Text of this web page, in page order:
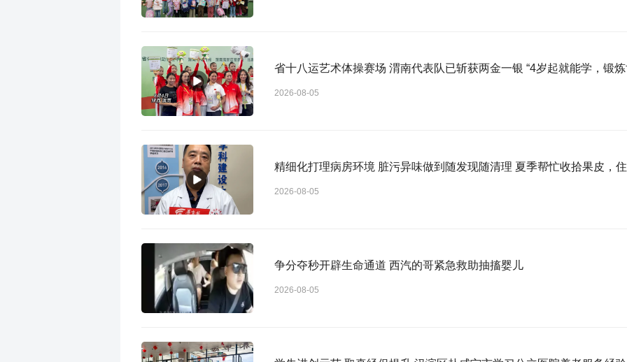
省十八运艺术体操赛场 渭南代表队已斩获两金一银 “4岁起就能学，锻炼
2026-08-05
精细化打理病房环境 脏污异味做到随发现随清理 夏季帮忙收拾果皮，
2026-08-05
争分夺秒开辟生命通道 西汽的哥紧急救助抽搐婴儿
2026-08-05